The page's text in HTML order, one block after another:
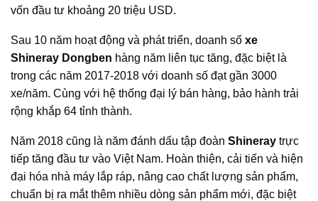
vốn đầu tư khoảng 20 triệu USD.
Sau 10 năm hoạt động và phát triển, doanh số xe
Shineray Dongben hàng năm liên tục tăng, đặc biệt là
trong các năm 2017-2018 với doanh số đạt gần 3000
xe/năm. Cùng với hệ thống đại lý bán hàng, bảo hành trải
rộng khắp 64 tỉnh thành.
Năm 2018 cũng là năm đánh dấu tập đoàn Shineray trực
tiếp tăng đầu tư vào Việt Nam. Hoàn thiện, cải tiến và hiện
đại hóa nhà máy lắp ráp, nâng cao chất lượng sản phẩm,
chuẩn bị ra mắt thêm nhiều dòng sản phẩm mới, đặc biệt